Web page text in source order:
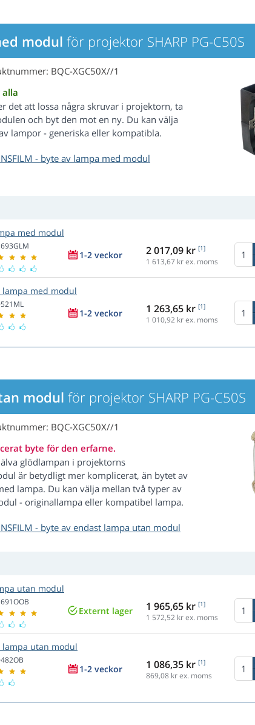
modul för projektor SHARP PG-C50S
BQC-XGC50X//1
alla
det att lossa några skruvar i projektorn, ta
och byt den mot en ny. Du kan välja
lampor - generiska eller kompatibla.
- byte av lampa med modul
med modul
1-2 veckor 2 017,09 kr [1]
1 613,67 kr ex. moms
lampa med modul
1-2 veckor 1 263,65 kr [1]
1 010,92 kr ex. moms
modul för projektor SHARP PG-C50S
BQC-XGC50X//1
byte för den erfarne.
glödlampan i projektorns
är betydligt mer komplicerat, än bytet av
lampa. Du kan välja mellan två typer av
- originallampa eller kompatibel lampa.
- byte av endast lampa utan modul
utan modul
Externt lager 1 965,65 kr [1]
1 572,52 kr ex. moms
lampa utan modul
1-2 veckor 1 086,35 kr [1]
869,08 kr ex. moms